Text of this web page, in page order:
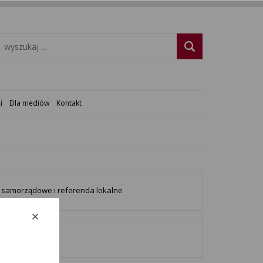
Dla mediów Kontakt
i referenda lokalne